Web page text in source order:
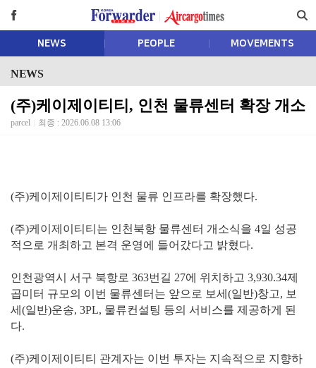
NEWS PEOPLE MOVEMENTS
NEWS
(주)케이제이티티, 인천 물류센터 확장 개소
parcel 최종 : 2026.06.08 13:06
(주)케이제이티티가 인천 물류 인프라를 확장했다.
(주)케이제이티티는 인천북항 물류센터 개소식을 4일 성공
적으로 개최하고 본격 운영에 들어갔다고 밝혔다.
인천광역시 서구 북항로 363번길 27에 위치하고 3,930.34제
곱미터 규모의 이번 물류센터는 앞으로 보세(일반)창고, 보
세(일반)운송, 3PL, 물류컨설팅 등의 서비스를 제공하게 된
다.
(주)케이제이티티 관계자는 이번 투자는 지속적으로 지향하